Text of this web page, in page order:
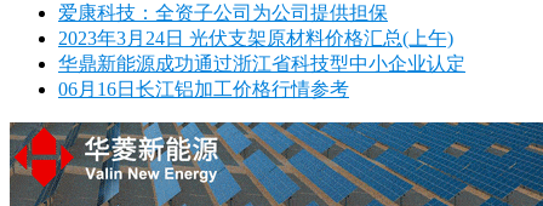
爱康科技：全资子公司为公司提供担保
2023年3月24日 光伏支架原材料价格汇总(上午)
华鼎新能源成功通过浙江省科技型中小企业认定
06月16日长江铝加工价格行情参考